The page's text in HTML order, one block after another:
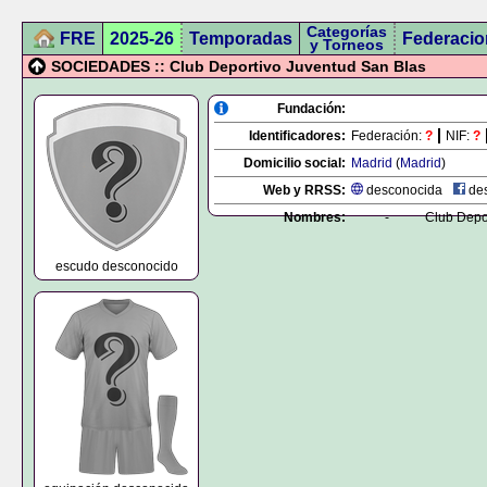
FRE 2025-26 Temporadas Categorías
y Torneos
SOCIEDADES :: Club Deportivo Juventud San Blas
escudo desconocido
Fundación:
Identificadores: Federación: ? NIF: ?
Domicilio social: Madrid (Madrid)
Web y RRSS:
desconocida
Nombres:
- Club